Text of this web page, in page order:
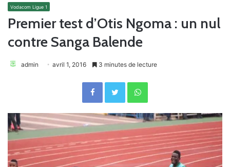
Vodacom Ligue 1
Premier test d’Otis Ngoma : un nul
contre Sanga Balende
admin avril 1, 2016 3 minutes de lecture
FacebookTwitterWhatsApp